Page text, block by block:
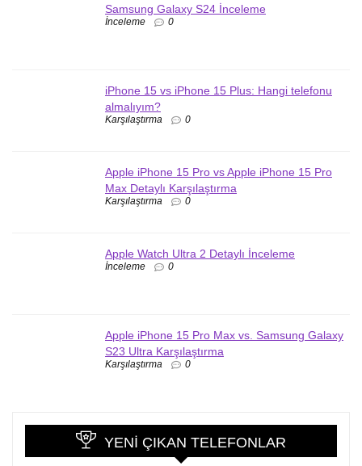
Samsung Galaxy S24 İnceleme
İnceleme 0
iPhone 15 vs iPhone 15 Plus: Hangi telefonu
almalıyım?
Karşılaştırma 0
Apple iPhone 15 Pro vs Apple iPhone 15 Pro
Max Detaylı Karşılaştırma
Karşılaştırma 0
Apple Watch Ultra 2 Detaylı İnceleme
İnceleme 0
Apple iPhone 15 Pro Max vs. Samsung Galaxy
S23 Ultra Karşılaştırma
Karşılaştırma 0
YENI ÇIKAN TELEFONLAR